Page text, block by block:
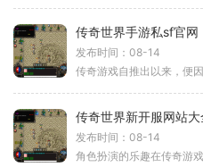
传奇世界手游私sf官网
发布时间：08-14
传奇世界新开服网站大
发布时间：08-14